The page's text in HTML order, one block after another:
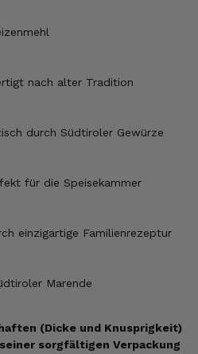
nach alter Tradition
durch Südtiroler Gewürze
für die Speisekammer
einzigartige Familienrezeptur
Marende
(Dicke und Knusprigkeit)
sorgfältigen Verpackung